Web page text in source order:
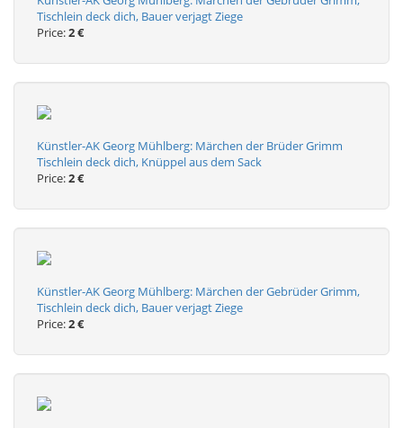
Tischlein deck dich, Bauer verjagt Ziege
Price:2 €
Künstler-AK Georg Mühlberg: Märchen der Brüder Grimm
Tischlein deck dich, Knüppel aus dem Sack
Price:2 €
Künstler-AK Georg Mühlberg: Märchen der Gebrüder Grimm,
Tischlein deck dich, Bauer verjagt Ziege
Price:2 €